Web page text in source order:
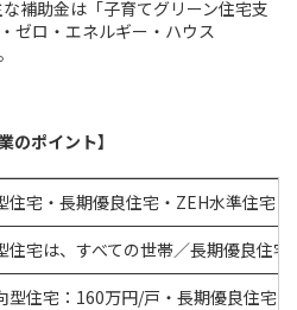
補助金は「子育てグリーン住宅支
ゼロ・エネルギー・ハウス
のポイント】
住宅・長期優良住宅・ZEH水準住宅
住宅は、すべての世帯／長期優良住
型住宅：160万円/戸・長期優良住宅